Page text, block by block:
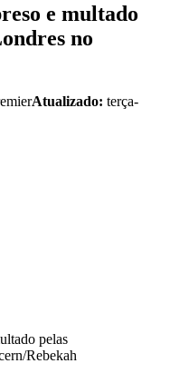
e multado
no
Atualizado: terça-
pelas
Rebekah